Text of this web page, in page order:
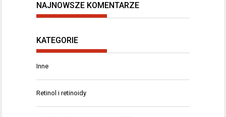
NAJNOWSZE KOMENTARZE
KATEGORIE
Inne
Retinol i retinoidy